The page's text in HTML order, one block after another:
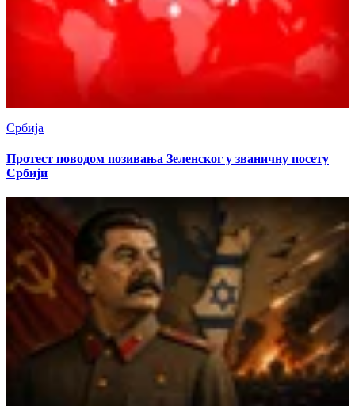
Србија
Протест поводом позивања Зеленског у званичну посету
Србији